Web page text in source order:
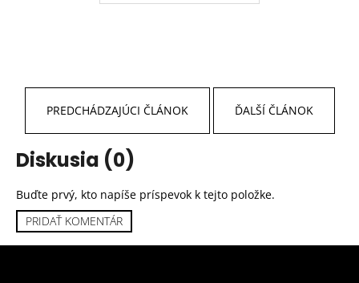
PREDCHÁDZAJÚCI ČLÁNOK ĎALŠÍ ČLÁNOK
Diskusia (0)
Buďte prvý, kto napíše príspevok k tejto položke.
PRIDAŤ KOMENTÁR